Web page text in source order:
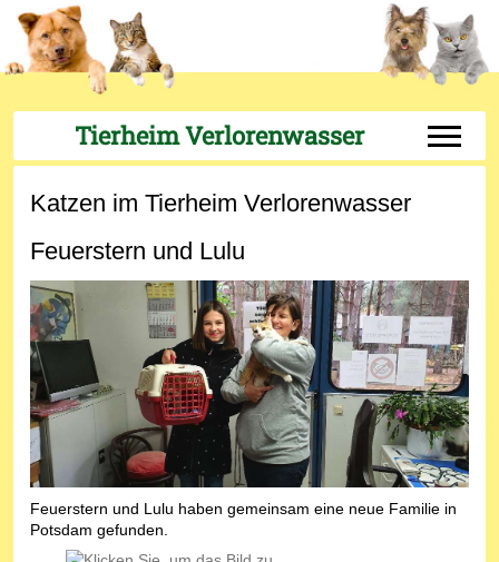
Tierheim Verlorenwasser Off-
Katzen im Tierheim Verlorenwasser
Feuerstern und Lulu
Feuerstern und Lulu haben gemeinsam eine neue Familie in
Potsdam gefunden.